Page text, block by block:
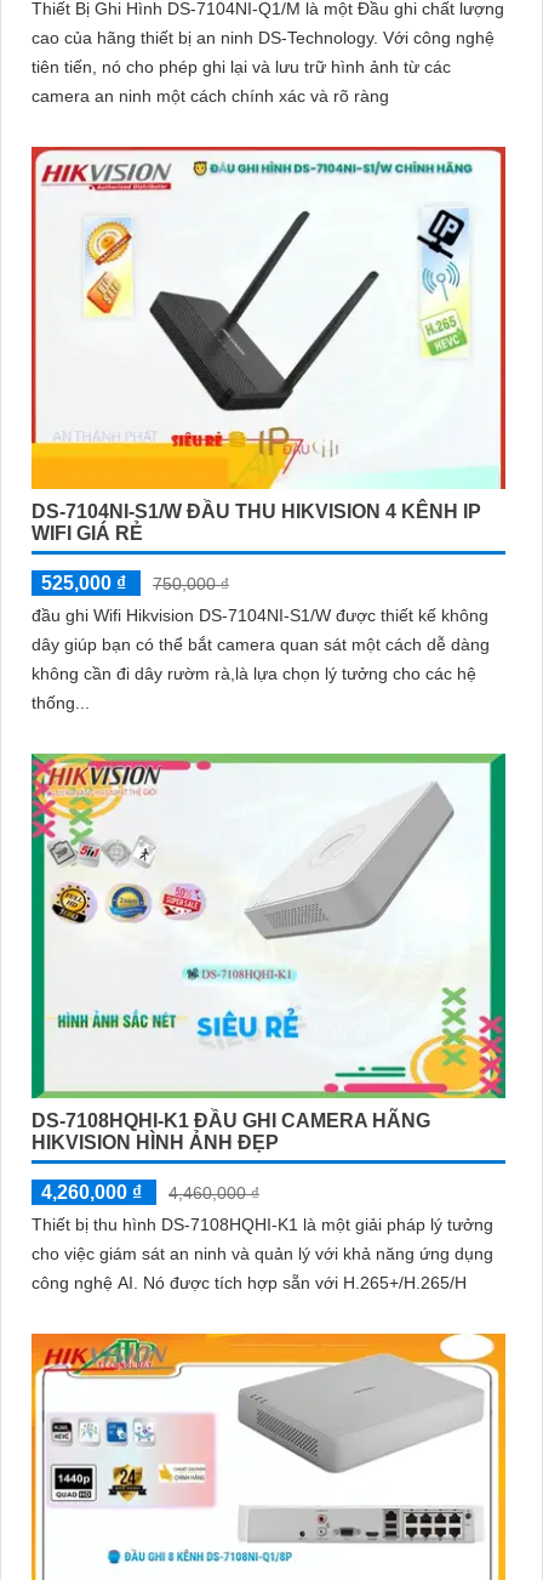
Thiết Bị Ghi Hình DS-7104NI-Q1/M là một Đầu ghi chất lượng
cao của hãng thiết bị an ninh DS-Technology. Với công nghệ
tiên tiến, nó cho phép ghi lại và lưu trữ hình ảnh từ các
camera an ninh một cách chính xác và rõ ràng
DS-7104NI-S1/W ĐẦU THU HIKVISION 4 KÊNH IP
WIFI GIÁ RẺ
525,000 ₫
750,000 ₫
đầu ghi Wifi Hikvision DS-7104NI-S1/W được thiết kế không
dây giúp bạn có thể bắt camera quan sát một cách dễ dàng
không cần đi dây rườm rà,là lựa chọn lý tưởng cho các hệ
thống...
DS-7108HQHI-K1 ĐẦU GHI CAMERA HÃNG
HIKVISION HÌNH ẢNH ĐẸP
4,260,000 ₫
4,460,000 ₫
Thiết bị thu hình DS-7108HQHI-K1 là một giải pháp lý tưởng
cho việc giám sát an ninh và quản lý với khả năng ứng dụng
công nghệ AI. Nó được tích hợp sẵn với H.265+/H.265/H